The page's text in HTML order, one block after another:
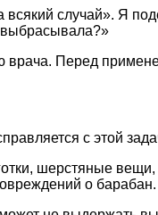
случай». Я
выбрасывала?»
Перед
с этой
шерстяные
о барабан.